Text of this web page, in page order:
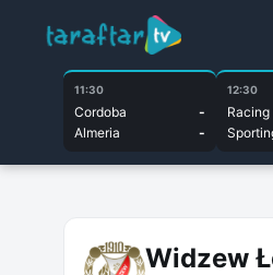
11:30
Cordoba
-
Almeria
-
12:30
Widzew